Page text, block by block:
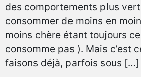
des comportements plus
consommer de moins en
moins chère étant toujours
consomme pas ). Mais c’est
faisons déjà, parfois sous […]